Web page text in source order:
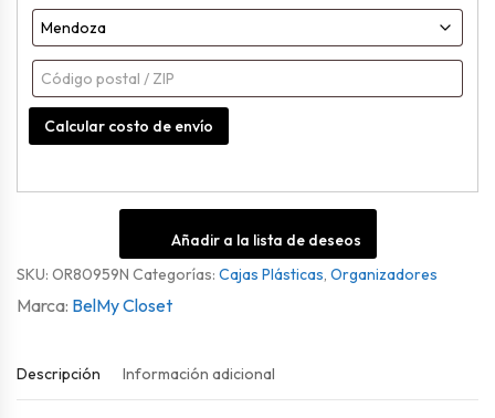
cantidad
Calcular costo de envío
Añadir a la lista de deseos
SKU: OR80959N Categorías: Cajas Plásticas Organizadores
BelMy Closet
Descripción Información adicional